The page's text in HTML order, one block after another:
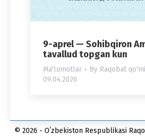
9-aprel — Sohibqiron
tavallud topgan kun
Ma'lumotlar By Raqobat
09.04.2026
© 2026 - Oʻzbekiston Respublikasi